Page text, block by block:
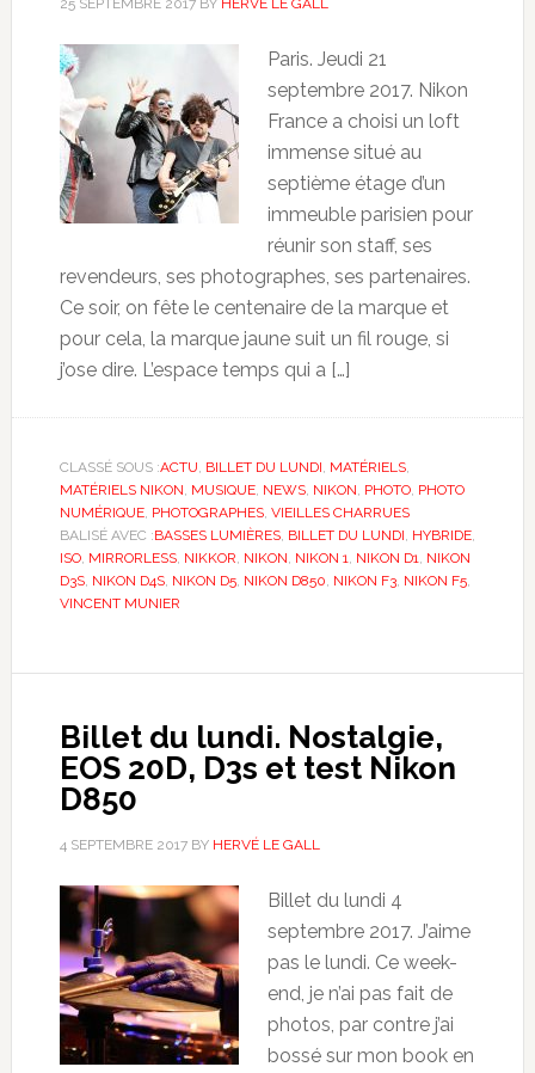
Paris. Jeudi 21
septembre 2017. Nikon
France a choisi un loft
immense situé au
septième étage d’un
immeuble parisien pour
réunir son staff, ses
revendeurs, ses photographes, ses partenaires.
Ce soir, on fête le centenaire de la marque et
pour cela, la marque jaune suit un fil rouge, si
j’ose dire. L’espace temps qui a […]
CLASSÉ SOUS :ACTU BILLET DU LUNDI MATÉRIELS,
MATÉRIELS NIKON MUSIQUE, NEWS, NIKON PHOTO, PHOTO
NUMÉRIQUE, PHOTOGRAPHES, VIEILLES CHARRUES
BALISÉ AVEC :BASSES LUMIÈRES, BILLET DU LUNDI HYBRIDE,
ISO, MIRRORLESS, NIKKOR NIKON NIKON 1 NIKON D1
NIKON
D3S, NIKON D4S, NIKON D5, NIKON D850 NIKON F3, NIKON F5,
VINCENT MUNIER
Billet du lundi. Nostalgie,
EOS 20D, D3s et test Nikon
D850
4 SEPTEMBRE 2017BY HERVÉ LE GALL
Billet du lundi 4
septembre 2017. J’aime
pas le lundi. Ce week-
end, je n’ai pas fait de
photos, par contre j’ai
bossé sur mon book en